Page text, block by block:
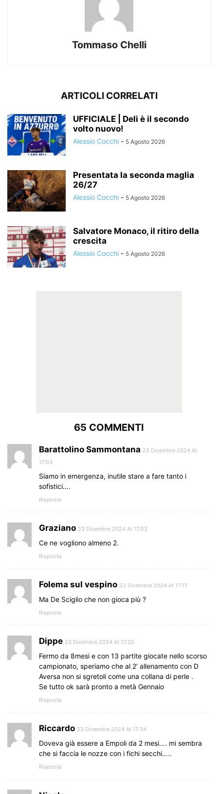
Tommaso Chelli
ARTICOLI CORRELATI
UFFICIALE | Deli è il secondo
volto nuovo!
Alessio Cocchi - 5 Agosto 2026
Presentata la seconda maglia
26/27
Alessio Cocchi - 5 Agosto 2026
Salvatore Monaco, il ritiro della
crescita
Alessio Cocchi - 5 Agosto 2026
65 COMMENTI
Barattolino Sammontana 23 Dicembre 2024 At
17:03
Siamo in emergenza, inutile stare a fare tanto i
sofistici….
Risposta
Graziano 23 Dicembre 2024 At 17:03
Ce ne vogliono almeno 2.
Risposta
Folema sul vespino 23 Dicembre 2024 At 17:17
Ma De Sciglio che non gioca più ?
Risposta
Dippe 23 Dicembre 2024 At 17:20
Fermo da 8mesi e con 13 partite giocate nello scorso
campionato, speriamo che al 2’ allenamento con D
Aversa non si sgretoli come una collana di perle .
Se tutto ok sarà pronto a metà Gennaio
Risposta
Riccardo 23 Dicembre 2024 At 17:34
Doveva già essere a Empoli da 2 mesi…. mi sembra
che si faccia le nozze con i fichi secchi…..
Risposta